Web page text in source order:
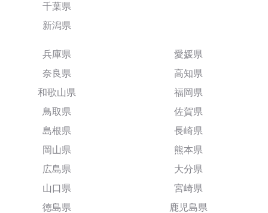
千葉県
新潟県
兵庫県
奈良県
和歌山県
鳥取県
島根県
岡山県
広島県
山口県
徳島県
愛媛県
高知県
福岡県
佐賀県
長崎県
熊本県
大分県
宮崎県
鹿児島県